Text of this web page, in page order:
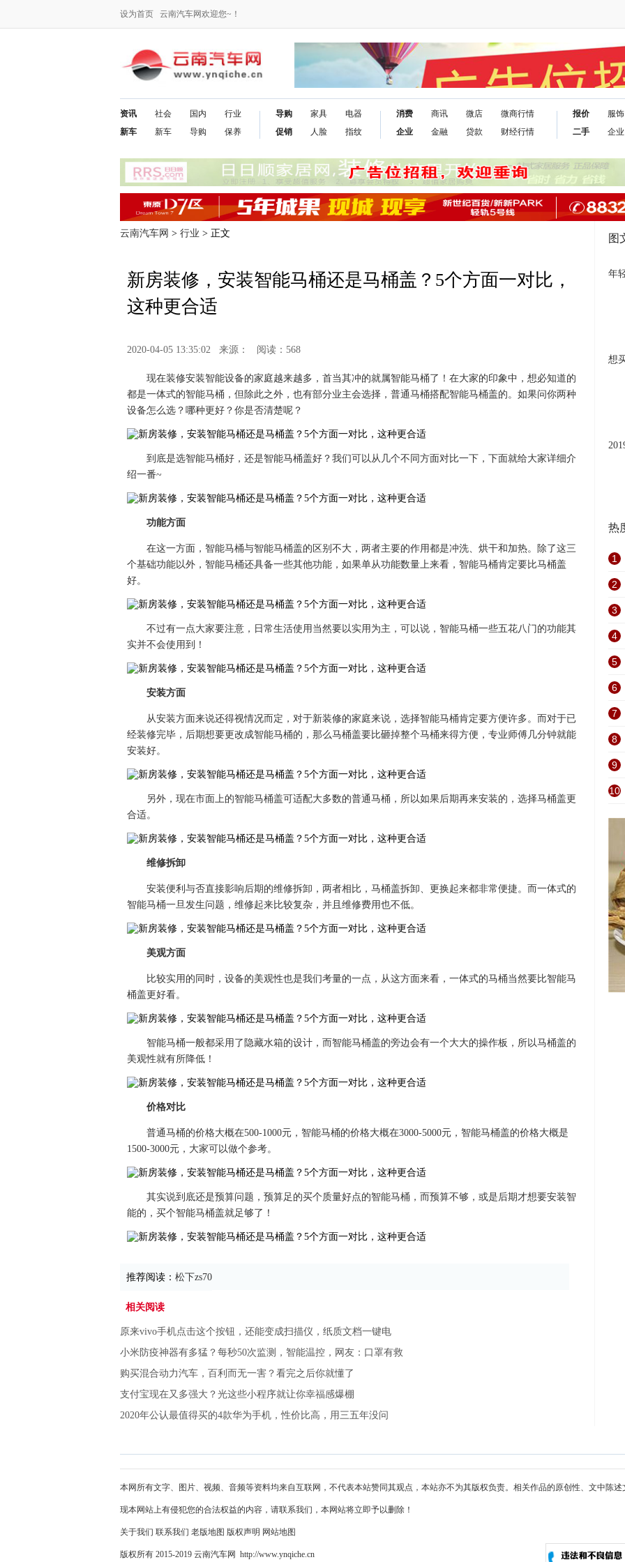
设为首页 云南汽车网欢迎您~！
资讯
新车
社会
新车
国内
导购
行业
保养
导购
促销
家具
人脸
电器
指纹
消费
企业
商讯
金融
微店
贷款
微商行情
财经行情
报价
二手
服饰
企业
云南汽车网 > 行业 > 正文
新房装修，安装智能马桶还是马桶盖？5个方面一对比，
这种更合适
2020-04-05 13:35:02 来源： 阅读：568
现在装修安装智能设备的家庭越来越多，首当其冲的就属智能马桶了！在大家的印象中，想必知道的
都是一体式的智能马桶，但除此之外，也有部分业主会选择，普通马桶搭配智能马桶盖的。如果问你两种
设备怎么选？哪种更好？你是否清楚呢？
到底是选智能马桶好，还是智能马桶盖好？我们可以从几个不同方面对比一下，下面就给大家详细介
绍一番~
功能方面
在这一方面，智能马桶与智能马桶盖的区别不大，两者主要的作用都是冲洗、烘干和加热。除了这三
个基础功能以外，智能马桶还具备一些其他功能，如果单从功能数量上来看，智能马桶肯定要比马桶盖
好。
不过有一点大家要注意，日常生活使用当然要以实用为主，可以说，智能马桶一些五花八门的功能其
实并不会使用到！
安装方面
从安装方面来说还得视情况而定，对于新装修的家庭来说，选择智能马桶肯定要方便许多。而对于已
经装修完毕，后期想要更改成智能马桶的，那么马桶盖要比砸掉整个马桶来得方便，专业师傅几分钟就能
安装好。
另外，现在市面上的智能马桶盖可适配大多数的普通马桶，所以如果后期再来安装的，选择马桶盖更
合适。
维修拆卸
安装便利与否直接影响后期的维修拆卸，两者相比，马桶盖拆卸、更换起来都非常便捷。而一体式的
智能马桶一旦发生问题，维修起来比较复杂，并且维修费用也不低。
美观方面
比较实用的同时，设备的美观性也是我们考量的一点，从这方面来看，一体式的马桶当然要比智能马
桶盖更好看。
智能马桶一般都采用了隐藏水箱的设计，而智能马桶盖的旁边会有一个大大的操作板，所以马桶盖的
美观性就有所降低！
价格对比
普通马桶的价格大概在500-1000元，智能马桶的价格大概在3000-5000元，智能马桶盖的价格大概是
1500-3000元，大家可以做个参考。
其实说到底还是预算问题，预算足的买个质量好点的智能马桶，而预算不够，或是后期才想要安装智
能的，买个智能马桶盖就足够了！
推荐阅读： 松下zs70
相关阅读
原来vivo手机点击这个按钮，还能变成扫描仪，纸质文档一键电
小米防疫神器有多猛？每秒50次监测，智能温控，网友：口罩有救
购买混合动力汽车，百利而无一害？看完之后你就懂了
支付宝现在又多强大？光这些小程序就让你幸福感爆棚
2020年公认最值得买的4款华为手机，性价比高，用三五年没问
图
年
想
热
1
2
3
4
5
6
7
8
9
10
本网所有文字、图片、视频、音频等资料均来自互联网，不代表本站赞同其观点，本站亦不为其版权负责。相关作品的原创性、文中陈
现本网站上有侵犯您的合法权益的内容，请联系我们，本网站将立即予以删除！
关于我们 联系我们 老版地图 版权声明 网站地图
版权所有 2015-2019 云南汽车网 http://www.ynqiche.cn